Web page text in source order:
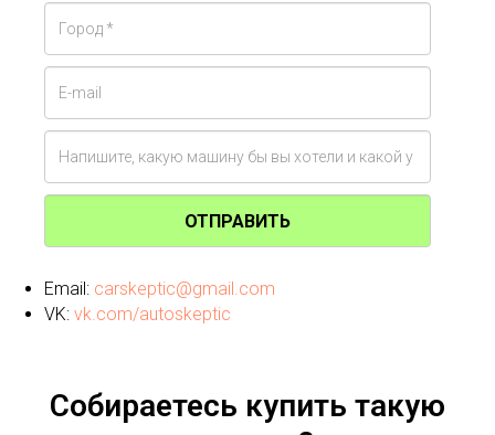
ОТПРАВИТЬ
Email: carskeptic@gmail.com
VK: vk.com/autoskeptic
Собираетесь купить такую